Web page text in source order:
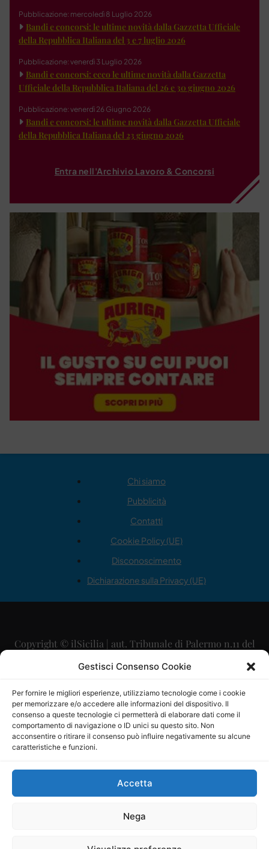
Gestisci Consenso Cookie
Per fornire le migliori esperienze, utilizziamo tecnologie come i cookie
per memorizzare e/o accedere alle informazioni del dispositivo. Il
consenso a queste tecnologie ci permetterà di elaborare dati come il
comportamento di navigazione o ID unici su questo sito. Non
acconsentire o ritirare il consenso può influire negativamente su alcune
caratteristiche e funzioni.
Accetta
Nega
Pubblicazione: mercoledì 8 Luglio 2026
Bandi e concorsi: le ultime novità dalla Gazzetta Ufficiale
della Repubblica Italiana del 3 e 7 luglio 2026
Pubblicazione: venerdì 3 Luglio 2026
Bandi e concorsi: ecco le ultime novità dalla Gazzetta
Ufficiale della Repubblica Italiana del 26 e 30 giugno 2026
Pubblicazione: venerdì 26 Giugno 2026
Bandi e concorsi: le ultime novità dalla Gazzetta Ufficiale
della Repubblica Italiana del 23 giugno 2026
Entra nell'Archivio Lavoro & Concorsi
Chi siamo
Pubblicità
Contatti
Cookie Policy (UE)
Disconoscimento
Dichiarazione sulla Privacy (UE)
Copyright © ilSicilia | aut. Tribunale di Palermo n.11 del
29/09/2015
Direttore Editoriale: Maurizio Scaglione
Direttore Responsabile: Maria Calabrese
P.IVA: 06334930820
Mercurio Comunicazione Società Cooperativa a r.l. è
iscritta al Registro degli Operatori di Comunicazione al